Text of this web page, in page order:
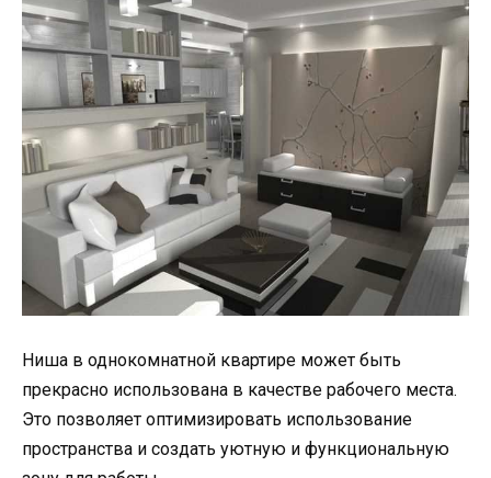
Ниша в однокомнатной квартире может быть
прекрасно использована в качестве рабочего места.
Это позволяет оптимизировать использование
пространства и создать уютную и функциональную